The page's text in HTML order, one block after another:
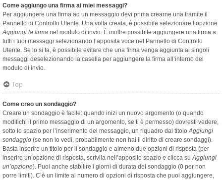
Come aggiungo una firma ai miei messaggi?
Per aggiungere una firma ad un messaggio devi prima crearne una tramite il
Pannello di Controllo Utente. Una volta creata, è possibile selezionare l’opzione
Aggiungi la firma nel modulo di invio. È inoltre possibile aggiungere una firma a
tutti i tuoi messaggi selezionando l’apposita voce nel Pannello di Controllo
Utente. Se lo si fa, è possibile evitare che una firma venga aggiunta ai singoli
messaggi deselezionando la casella per aggiungere la firma all’interno del
modulo di invio.
Top
Come creo un sondaggio?
Creare un sondaggio è facile: quando inizi un nuovo argomento (o quando
modifichi il primo messaggio di un argomento, se ti è permesso) dovresti vedere,
sotto lo spazio per l’inserimento del messaggio, un riquadro dal titoloAggiungi
sondaggio (se non lo vedi, probabilmente non hai il diritto di creare sondaggi).
Basta inserire un titolo per il sondaggio e almeno due opzioni di risposta (per
inserire un’opzione di risposta, scrivila nell’apposito spazio e clicca suAggiungi
un’opzione). Puoi anche stabilire i giorni di durata del sondaggio (0 per non
porre limiti). C’è un limite al numero di opzioni di risposta che puoi aggiungere,